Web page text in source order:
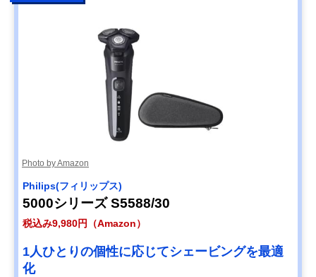
Photo by Amazon
Philips(フィリップス)
5000シリーズ S5588/30
税込み9,980円（Amazon）
1人ひとりの個性に応じてシェービングを最適
化